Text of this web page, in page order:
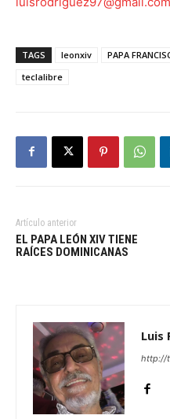
TAGS leonxiv PAPA
teclalibre
Artículo anterior
EL PAPA LEÓN XIV TIENE
RAÍCES DOMINICANAS
Luis
http://